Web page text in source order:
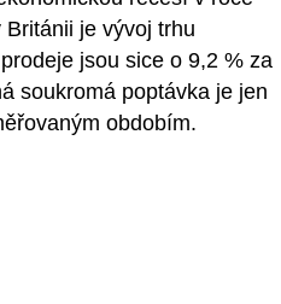
je vývoj trhu
jsou sice o 9,2 % za
soukromá poptávka je jen
obdobím.